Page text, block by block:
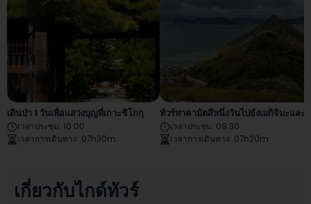
เดินป่า 1 วันเพื่อแสวงบุญที่เกาะชิโกกุ
เวลาประชุม: 10:00
เวลาการเดินทาง: 07h30m
เวลาประชุม: 09:30
เวลาการเดินทาง: 07h20m
เกี่ยวกับไกด์ทัวร์